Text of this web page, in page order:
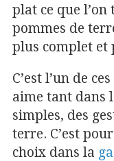
plat ce que
pommes de
plus complet et
C’est l’un de
aime tant dans
simples, des
terre. C’est
choix dans la